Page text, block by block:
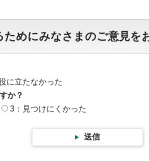
めにみなさまのご意見を
に立たなかった
か？
3：見つけにくかった
送信